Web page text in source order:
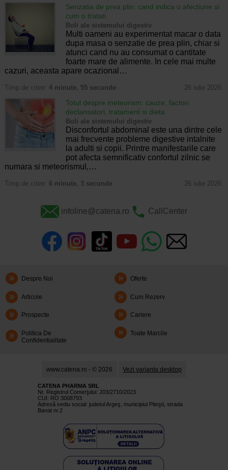
Senzatia de prea plin: cand indica o afectiune si
cum o tratati
Boli ale sistemului digestiv
Multi oameni au experimentat macar o data
dupa masa o senzatie de prea plin, chiar si
atunci cand nu au consumat o cantitate
foarte mare de alimente. In cele mai multe
cazuri, aceasta apare ocazional…
Timp de citire: 4 minute, 55 secunde 26 iulie 2026
Totul despre meteorism: cauze, factori
declansatori, tratament si dieta
Boli ale sistemului digestiv
Disconfortul abdominal este una dintre cele
mai frecvente probleme digestive intalnite
la adulti si copii. Printre manifestarile care
pot afecta semnificativ confortul zilnic se
numara si meteorismul,…
Timp de citire: 6 minute, 3 secunde 26 iulie 2026
infoline@catena.ro CallCenter
Despre Noi Oferte
Articole Cum Rezerv
Prospecte Cariere
Politica De
Confidentialitate
Toate Marcile
www.catena.ro - © 2026 Vezi varianta desktop
CATENA PHARMA SRL
Nr. Registrul Comerţului: J03/2710/2023
CUI: RO 3008793
Adresă sediu social: judetul Argeş, municipiul Piteşti, strada
Banat nr.2